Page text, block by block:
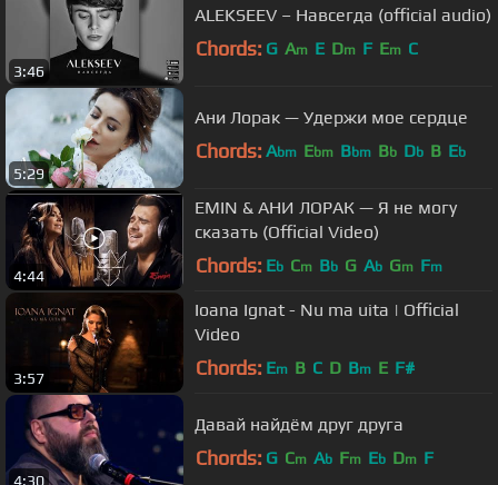
3:46
ALEKSEEV – Навсегда (official audio)
Chords: G Am E Dm F Em C
5:29
Ани Лорак — Удержи мое сердце
Chords: Abm Ebm Bbm Bb Db B Eb
4:44
EMIN & АНИ ЛОРАК — Я не могу
сказать (Official Video)
Chords: Eb Cm Bb G Ab Gm Fm
3:57
Ioana Ignat - Nu ma uita | Official
Video
Chords: Em B C D Bm E F#
4:30
Давай найдём друг друга
Chords: G Cm Ab Fm Eb Dm F